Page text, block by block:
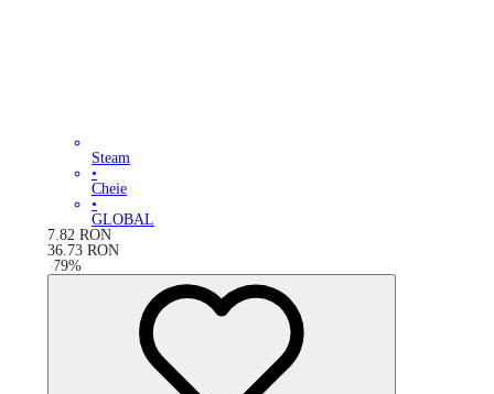
Steam
•
Cheie
•
GLOBAL
7.82 RON
36.73 RON
-79%